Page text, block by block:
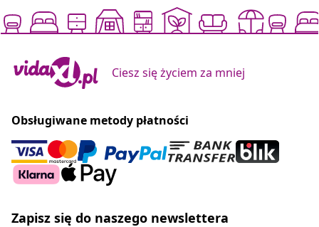
Ciesz się życiem za mniej
Obsługiwane metody płatności
Zapisz się do naszego newslettera